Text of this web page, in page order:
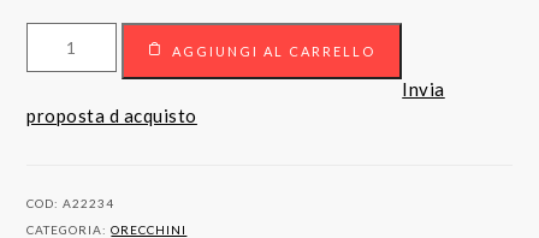
punto
in
AGGIUNGI AL CARRELLO
Invia
proposta d acquisto
COD:A22234
CATEGORIA:ORECCHINI